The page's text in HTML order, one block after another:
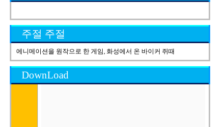
주절 주절
에니메이션을 원작으로 한 게임, 화성에서 온 바이커 쥐때
DownLoad